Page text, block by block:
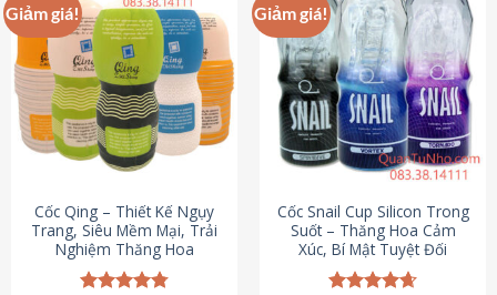
Giảm giá!
Cốc Qing – Thiết Kế Ngụy
Trang, Siêu Mềm Mại, Trải
Nghiệm Thăng Hoa
Giảm giá!
Cốc Snail Cup Silicon Trong
Suốt – Thăng Hoa Cảm
Xúc, Bí Mật Tuyệt Đối